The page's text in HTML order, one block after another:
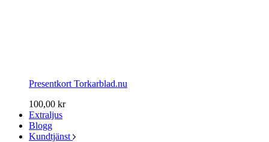
Presentkort Torkarblad.nu
100,00 kr
Extraljus
Blogg
Kundtjänst